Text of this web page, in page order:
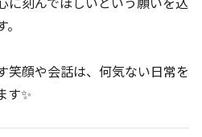
笑顔や会話は、何気ない日常を
す✨